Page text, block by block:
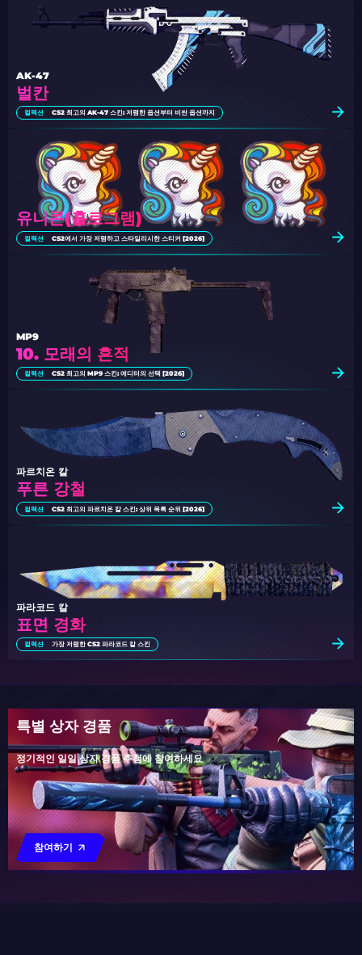
벌칸
AK-47
컬렉션 CS2 최고의 AK-47 스킨: 저렴한 옵션부터 비싼 옵션까지
유니콘(홀로그램)
컬렉션 CS2에서 가장 저렴하고 스타일리시한 스티커 [2026]
10. 모래의 흔적
MP9
컬렉션 CS2 최고의 MP9 스킨: 에디터의 선택 [2026]
푸른 강철
파르치온 칼
컬렉션 CS2 최고의 파르치온 칼 스킨: 상위 목록 순위 [2026]
표면 경화
파라코드 칼
컬렉션 가장 저렴한 CS2 파라코드 칼 스킨
특별 상자 경품
정기적인 일일 상자 경품 추첨에 참여하세요
참여하기